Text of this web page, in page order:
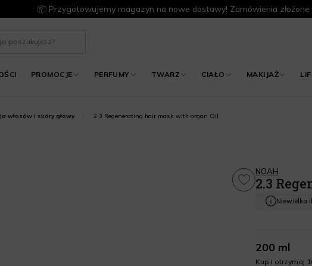
📦 Przygotowujemy magazyn na nowe dostawy! Zamówienia
PROMOCJE PERFUMY TWARZ CIAŁO MAKIJAŻ
włosów i skóry głowy 2.3 Regenerating hair mask with argan Oil
NOAH
2.3
Niewielka
200 ml
Kup i otrzymaj